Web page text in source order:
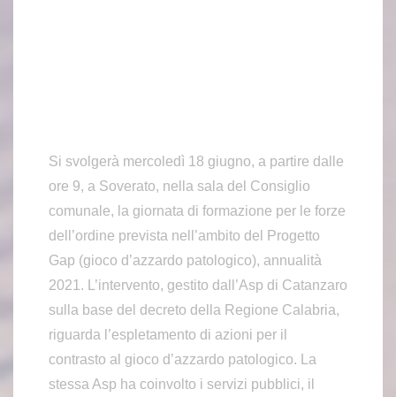
Si svolgerà mercoledì 18 giugno, a partire dalle
ore 9, a Soverato, nella sala del Consiglio
comunale, la giornata di formazione per le forze
dell’ordine prevista nell’ambito del Progetto
Gap (gioco d’azzardo patologico), annualità
2021. L’intervento, gestito dall’Asp di Catanzaro
sulla base del decreto della Regione Calabria,
riguarda l’espletamento di azioni per il
contrasto al gioco d’azzardo patologico. La
stessa Asp ha coinvolto i servizi pubblici, il